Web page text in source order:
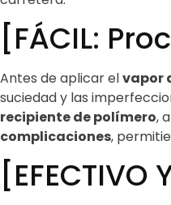
[FÁCIL:
Antes de aplicar elvapor
suciedad y las
recipiente de polímero,
complicaciones,